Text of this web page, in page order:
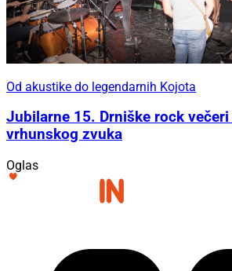
Od akustike do legendarnih Kojota
Jubilarne 15. Drniške rock
vrhunskog zvuka
Oglas